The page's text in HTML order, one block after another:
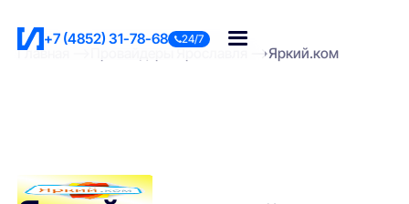
+7 (4852) 31-78-68 24/7
Главная Провайдеры Ярославля Яркий.ком